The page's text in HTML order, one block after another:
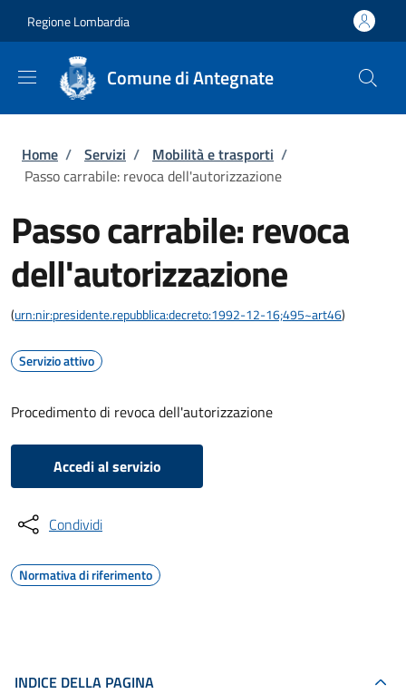
Regione Lombardia
Comune di Antegnate
Briciole di pane
Home / Servizi / Mobilità e trasporti /
Passo carrabile: revoca dell'autorizzazione
Passo carrabile: revoca
dell'autorizzazione
(urn:nir:presidente.repubblica:decreto:1992-12-16;495~art46)
Servizio attivo
Procedimento di revoca dell'autorizzazione
Accedi al servizio
Condividi
Normativa di riferimento
INDICE DELLA PAGINA